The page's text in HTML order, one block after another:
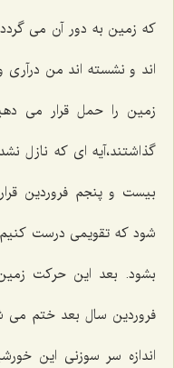
که زمین به دور آن می
اند و نشسته اند من
زمین را حمل قرار می
گذاشتند،آیه ای که نازل
بیست و پنجم فروردین
شود که تقویمی درست
بشود. بعد این حرکت
فروردین سال بعد ختم می
اندازه سر سوزنی این